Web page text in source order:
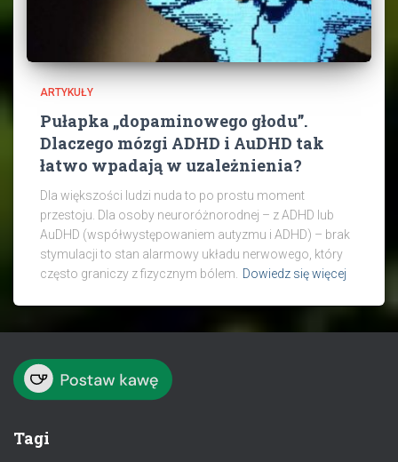
ARTYKUŁY
Pułapka „dopaminowego głodu”.
Dlaczego mózgi ADHD i AuDHD tak
łatwo wpadają w uzależnienia?
Dla większości ludzi nuda to po prostu moment
przestoju. Dla osoby neuroróżnorodnej – z ADHD lub
AuDHD (współwystępowaniem autyzmu i ADHD) – brak
stymulacji to stan alarmowy układu nerwowego, który
często graniczy z fizycznym bólem.
Dowiedz się więcej
Tagi